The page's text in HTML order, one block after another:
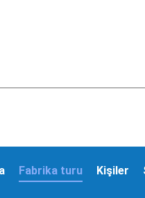
Kişiler
Fabrika turu